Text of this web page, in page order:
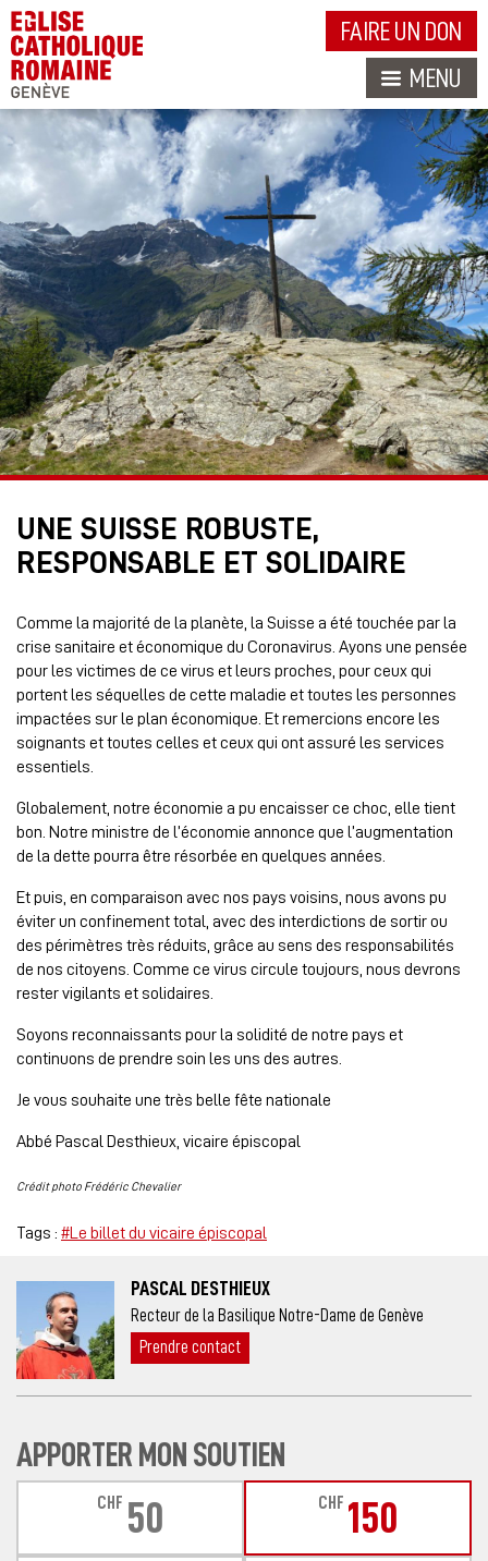
FAIRE UN DON
MENU
UNE SUISSE ROBUSTE,
RESPONSABLE ET SOLIDAIRE
Comme la majorité de la planète, la Suisse a été touchée par la
crise sanitaire et économique du Coronavirus. Ayons une pensée
pour les victimes de ce virus et leurs proches, pour ceux qui
portent les séquelles de cette maladie et toutes les personnes
impactées sur le plan économique. Et remercions encore les
soignants et toutes celles et ceux qui ont assuré les services
essentiels.
Globalement, notre économie a pu encaisser ce choc, elle tient
bon. Notre ministre de l’économie annonce que l’augmentation
de la dette pourra être résorbée en quelques années.
Et puis, en comparaison avec nos pays voisins, nous avons pu
éviter un confinement total, avec des interdictions de sortir ou
des périmètres très réduits, grâce au sens des responsabilités
de nos citoyens. Comme ce virus circule toujours, nous devrons
rester vigilants et solidaires.
Soyons reconnaissants pour la solidité de notre pays et
continuons de prendre soin les uns des autres.
Je vous souhaite une très belle fête nationale
Abbé Pascal Desthieux, vicaire épiscopal
Crédit photo Frédéric Chevalier
Tags : #Le billet du vicaire épiscopal
PASCAL DESTHIEUX
Recteur de la Basilique Notre-Dame de Genève
Prendre contact
APPORTER MON SOUTIEN
CHF 50 CHF 150